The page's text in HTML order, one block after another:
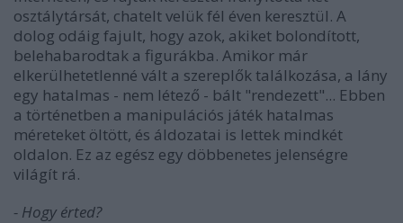
osztálytársát, chatelt velük fél éven keresztül. A
dolog odáig fajult, hogy azok, akiket bolondított,
belehabarodtak a figurákba. Amikor már
elkerülhetetlenné vált a szereplők találkozása, a lány
egy hatalmas - nem létező - bált "rendezett"... Ebben
a történetben a manipulációs játék hatalmas
méreteket öltött, és áldozatai is lettek mindkét
oldalon. Ez az egész egy döbbenetes jelenségre
világít rá.
- Hogy érted?